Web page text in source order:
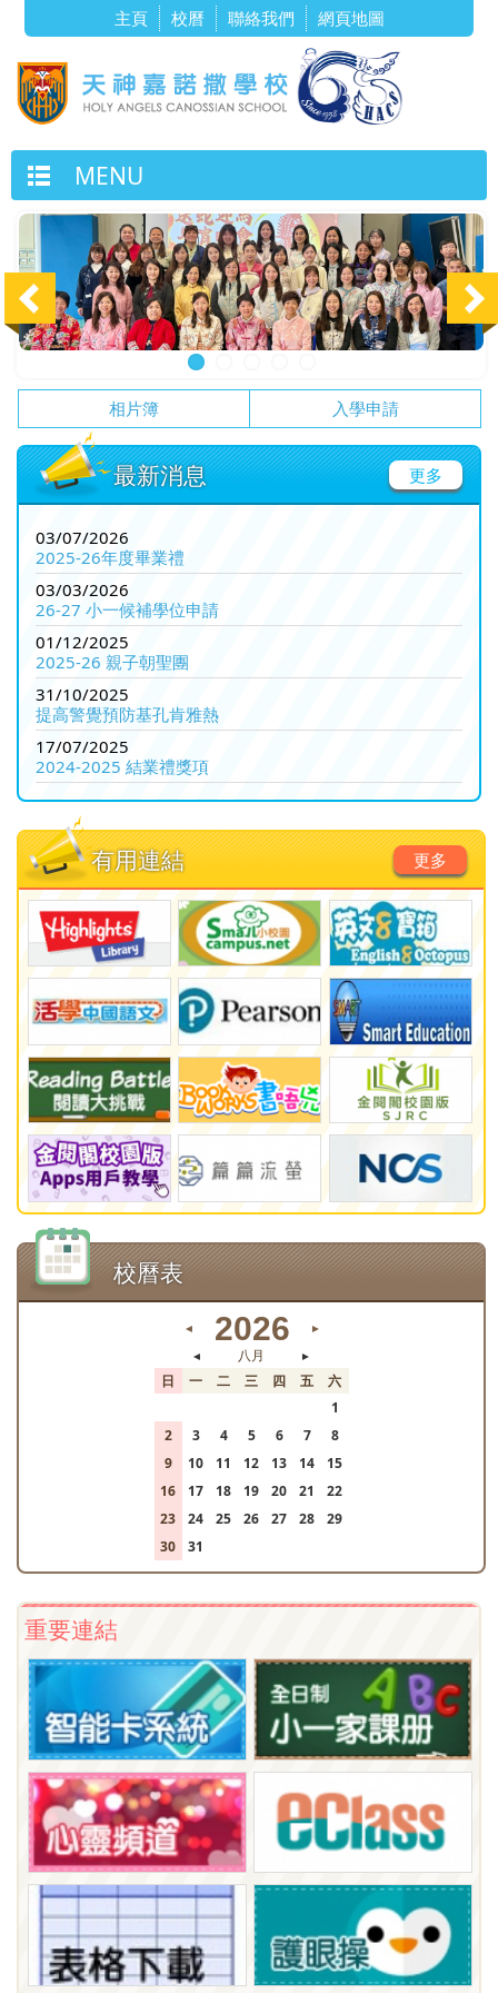
主頁 校曆 聯絡我們 網頁地圖
MENU
相片簿 入學申請
最新消息 更多
03/07/2026
2025-26年度畢業禮
03/03/2026
26-27 小一候補學位申請
01/12/2025
2025-26 親子朝聖團
31/10/2025
提高警覺預防基孔肯雅熱
17/07/2025
2024-2025 結業禮獎項
有用連結 更多
校曆表
◄ 2026
►
◄
八月 ►
日 一 二 三 四 五
六
1
2
3 4 5 6 7
8
9
10 11 12 13 14
15
16
17 18 19 20 21
22
23
24 25 26 27 28
29
30
31
重要連結